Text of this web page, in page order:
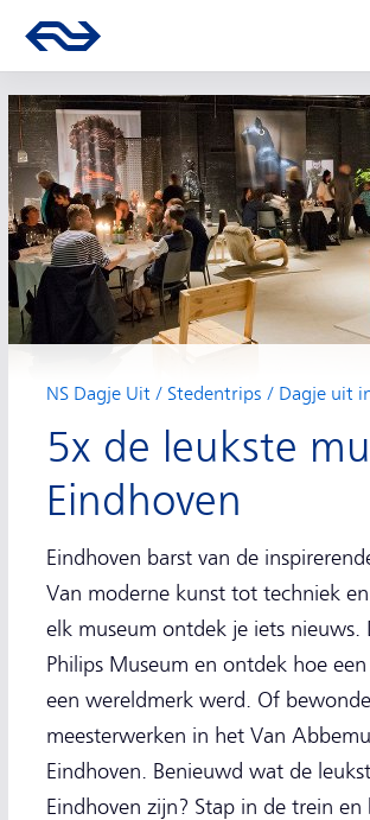
Hoofdnavigatie
Ga naar de homepage van ns.nl
NS Dagje Uit Stedentrips Dagje uit
5x de leukste
Eindhoven
Eindhoven barst van de
Van moderne kunst tot techniek
elk museum ontdek je iets nieuws.
Philips Museum en ontdek hoe
een wereldmerk werd. Of
meesterwerken in het Van
Eindhoven. Benieuwd wat de
Eindhoven zijn? Stap in de trein en